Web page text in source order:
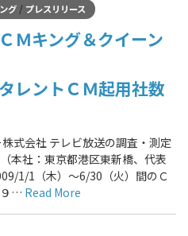
グ/ プレスリリース
Ｍキング＆クイーン
レントＣＭ起用社数
式会社 テレビ放送の調査・測定
本社：東京都港区東新橋、代表
1/1（木）～6/30（火）間のＣ
９… Read More